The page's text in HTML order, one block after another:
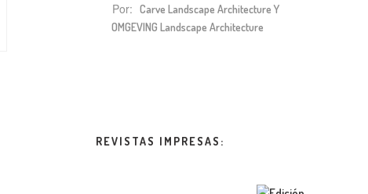
Por: Carve Landscape Architecture Y
OMGEVING Landscape Architecture
REVISTAS IMPRESAS: